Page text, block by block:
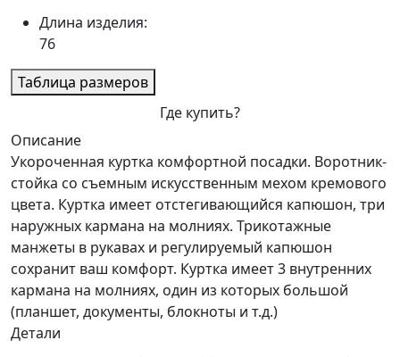
Длина изделия:
76
Таблица размеров
Где купить?
Описание
Укороченная куртка комфортной посадки. Воротник-
стойка со съемным искусственным мехом кремового
цвета. Куртка имеет отстегивающийся капюшон, три
наружных кармана на молниях. Трикотажные
манжеты в рукавах и регулируемый капюшон
сохранит ваш комфорт. Куртка имеет 3 внутренних
кармана на молниях, один из которых большой
(планшет, документы, блокноты и т.д.)
Детали